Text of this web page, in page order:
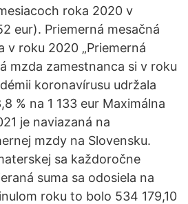
roka 2020 v
eur). Priemerná mesačná
v roku 2020 „Priemerná
mzda zamestnanca si v roku
koronavírusu udržala
% na 1 133 eur Maximálna
je naviazaná na
mzdy na Slovensku.
sa každoročne
suma sa odosiela na
roku to bolo 534 179,10